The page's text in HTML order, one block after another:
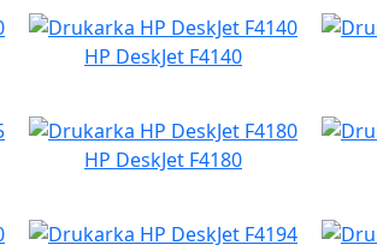
HP DeskJet F4140
HP DeskJet F4180